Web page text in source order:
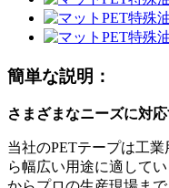
簡単な説明：
さまざまなニーズに対
当社のPETテープは工
ら幅広い用途に適して